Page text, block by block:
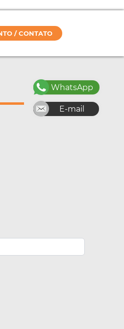
/ CONTATO
WhatsApp
E-mail